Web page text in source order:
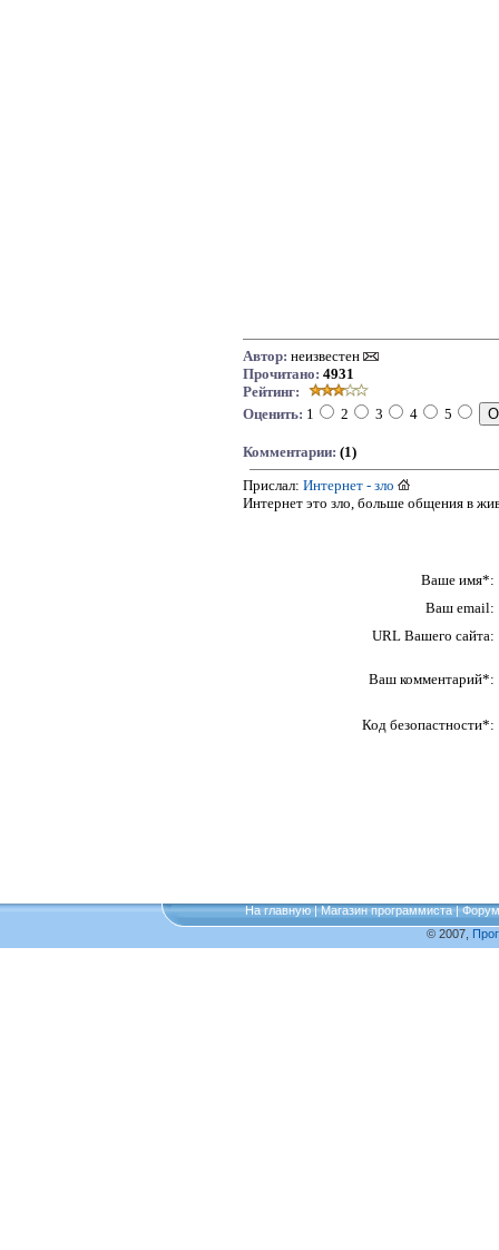
Автор: неизвестен
Прочитано: 4931
Рейтинг:
Оценить: 1 2 3 4 5
Комментарии: (1)
Прислал: Интернет - зло
Интернет это зло, больше общения в
Ваше имя*:
Ваш email:
URL Вашего сайта:
Ваш комментарий*:
Код безопастности*:
На главную|Магазин программиста|Форум
© 2007,